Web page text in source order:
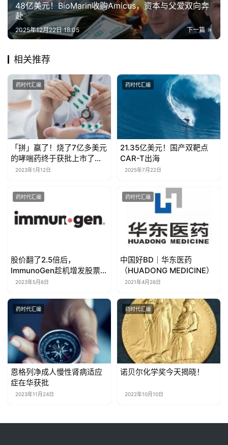
48亿美元！BioMarin收购Amicus，资本与父爱双向奔
赴
下一篇
2025年12月22日 18:05
相关推荐
药时代汇编
「拼」赢了！烧了7亿多美元
的哮喘药终于获批上市了，
是用2款老药拼起来的
2023年1月12日
药时代汇编
21.35亿美元！国产双靶点
CAR-T出海
2025年7月22日
药时代汇编
股价翻了2.5倍后，
ImmunoGen趁机增发股票
3.25亿美元！
2023年5月6日
药时代汇编
​中国好BD｜华东医药
（HUADONG MEDICINE）
2021年4月26日
药时代汇编
恩格列净成人慢性肾病适应
症在华获批
2023年11月24日
药时代汇编
诺贝尔化学奖今天揭晓！
2022年10月10日